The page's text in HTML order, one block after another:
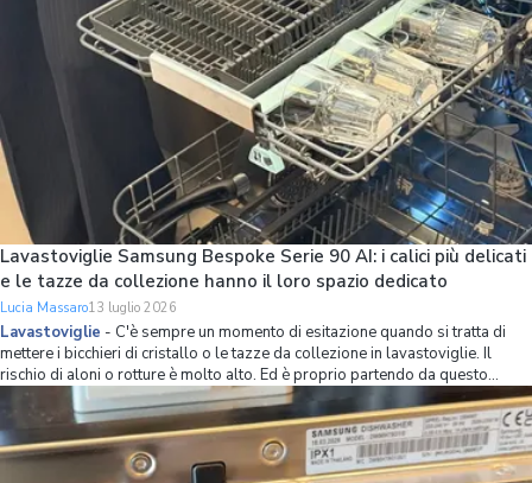
Lavastoviglie Samsung Bespoke Serie 90 AI: i calici più delicati
e le tazze da collezione hanno il loro spazio dedicato
Lucia Massaro13 luglio 2026
Lavastoviglie - C'è sempre un momento di esitazione quando si tratta di
mettere i bicchieri di cristallo o le tazze da collezione in lavastoviglie. Il
rischio di aloni o rotture è molto alto. Ed è proprio partendo da questo
problema che Samsung ha ripensato l’organizzazione dello spazio interno
della lavastov